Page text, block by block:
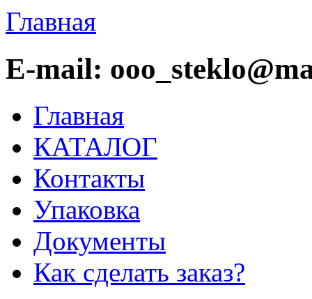
Главная
E-mail:
Главная
КАТАЛОГ
Контакты
Упаковка
Документы
Как сделать заказ?